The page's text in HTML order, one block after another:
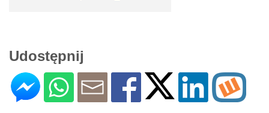
Udostępnij